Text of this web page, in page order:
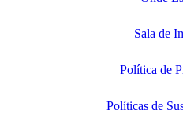
Sala de
Política de
Políticas de